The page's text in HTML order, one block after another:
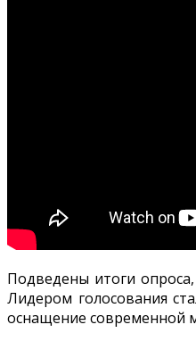
Подведены итоги
Лидером голосования
оснащение современной